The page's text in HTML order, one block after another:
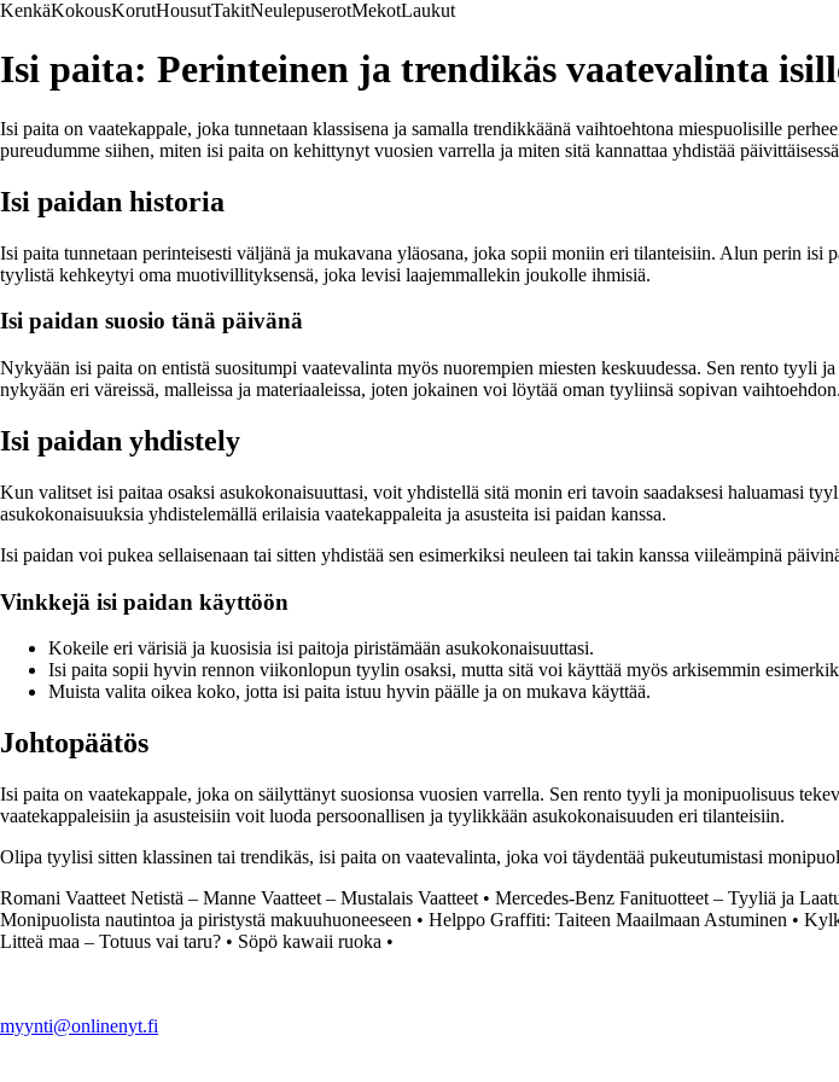
KenkäKokousKorutHousutTakitNeulepuserotMekotLaukut
Isi paita: Perinteinen ja trendikäs vaatevalinta
Isi paita on vaatekappale, joka tunnetaan klassisena ja samalla trendikkäänä vaihtoehtona miespuolisille
pureudumme siihen, miten isi paita on kehittynyt vuosien varrella ja miten sitä kannattaa yhdistää
Isi paidan historia
Isi paita tunnetaan perinteisesti väljänä ja mukavana yläosana, joka sopii moniin eri tilanteisiin. Alun perin isi
tyylistä kehkeytyi oma muotivillityksensä, joka levisi laajemmallekin joukolle ihmisiä.
Isi paidan suosio tänä päivänä
Nykyään isi paita on entistä suositumpi vaatevalinta myös nuorempien miesten keskuudessa. Sen rento
nykyään eri väreissä, malleissa ja materiaaleissa, joten jokainen voi löytää oman tyyliinsä sopivan vaihtoehdon.
Isi paidan yhdistely
Kun valitset isi paitaa osaksi asukokonaisuuttasi, voit yhdistellä sitä monin eri tavoin saadaksesi haluamasi
asukokonaisuuksia yhdistelemällä erilaisia vaatekappaleita ja asusteita isi paidan kanssa.
Isi paidan voi pukea sellaisenaan tai sitten yhdistää sen esimerkiksi neuleen tai takin kanssa viileämpinä
Vinkkejä isi paidan käyttöön
Kokeile eri värisiä ja kuosisia isi paitoja piristämään asukokonaisuuttasi.
Isi paita sopii hyvin rennon viikonlopun tyylin osaksi, mutta sitä voi käyttää myös arkisemmin
Muista valita oikea koko, jotta isi paita istuu hyvin päälle ja on mukava käyttää.
Johtopäätös
Isi paita on vaatekappale, joka on säilyttänyt suosionsa vuosien varrella. Sen rento tyyli ja monipuolisuus
vaatekappaleisiin ja asusteisiin voit luoda persoonallisen ja tyylikkään asukokonaisuuden eri tilanteisiin.
Olipa tyylisi sitten klassinen tai trendikäs, isi paita on vaatevalinta, joka voi täydentää pukeutumistasi
Romani Vaatteet Netistä – Manne Vaatteet – Mustalais Vaatteet • Mercedes-Benz Fanituotteet – Tyyliä ja
Monipuolista nautintoa ja piristystä makuuhuoneeseen • Helppo Graffiti: Taiteen Maailmaan Astuminen •
Litteä maa – Totuus vai taru? • Söpö kawaii ruoka •
myynti@onlinenyt.fi